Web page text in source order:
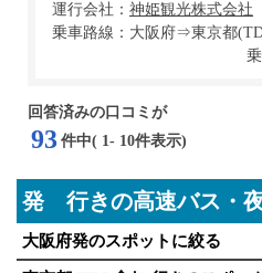
運行会社：
乗車路線：大阪府⇒東京都
回答済みの口コミが
93 件中( 1- 10件表示)
発 行きの高速バス・
大阪府発のスポットに絞る